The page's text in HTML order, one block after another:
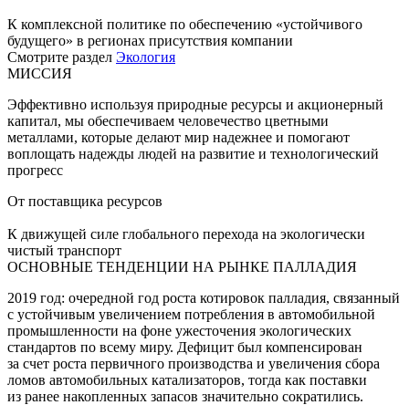
К комплексной политике по обеспечению «устойчивого
будущего» в регионах присутствия компании
Смотрите раздел Экология
МИССИЯ
Эффективно используя природные ресурсы и акционерный
капитал, мы обеспечиваем человечество цветными
металлами, которые делают мир надежнее и помогают
воплощать надежды людей на развитие и технологический
прогресс
От поставщика ресурсов
К движущей силе глобального перехода на экологически
чистый транспорт
ОСНОВНЫЕ ТЕНДЕНЦИИ НА РЫНКЕ ПАЛЛАДИЯ
2019 год: очередной год роста котировок палладия, связанный
с устойчивым увеличением потребления в автомобильной
промышленности на фоне ужесточения экологических
стандартов по всему миру. Дефицит был компенсирован
за счет роста первичного производства и увеличения сбора
ломов автомобильных катализаторов, тогда как поставки
из ранее накопленных запасов значительно сократились.